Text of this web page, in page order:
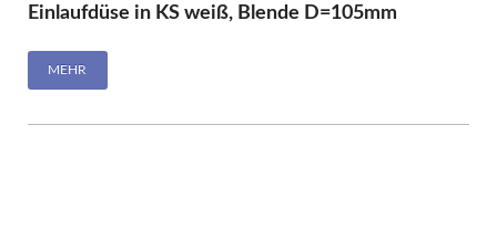
Einlaufdüse in KS weiß, Blende D=105mm
MEHR